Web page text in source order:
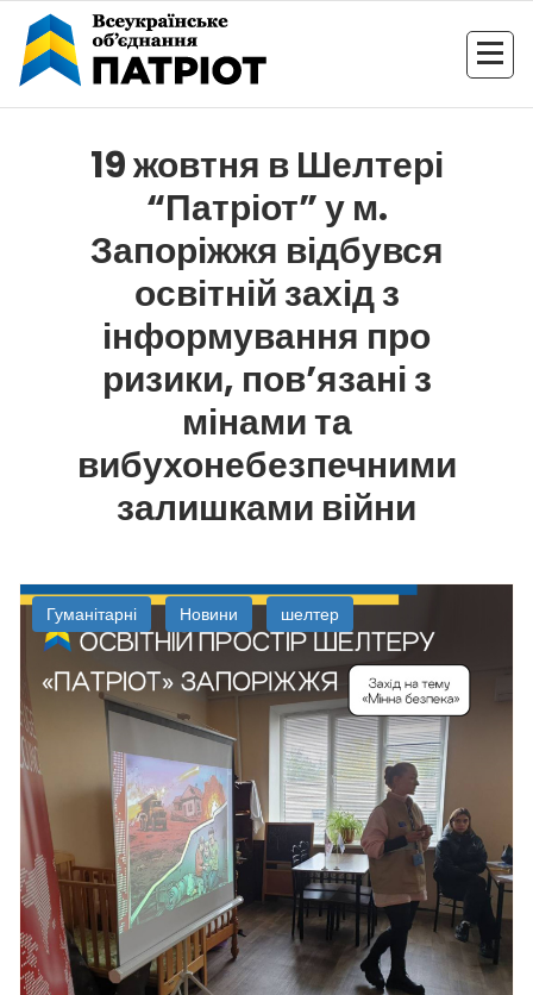
Перейти
контенту
19 жовтня в Шелтері
“Патріот” у м.
Запоріжжя відбувся
освітній захід з
інформування про
ризики, пов’язані з
мінами та
вибухонебезпечними
залишками війни
Гуманітарні Новини шелтер